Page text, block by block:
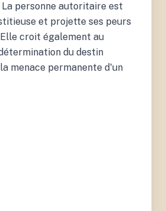
personne autoritaire est
et projette ses peurs
croit également au
du destin
menace permanente d'un